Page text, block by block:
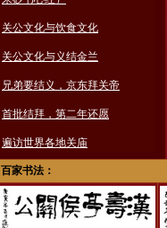
百家书法：